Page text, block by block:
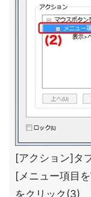
[アクション]タ
[メニュー項目
をクリック(3)